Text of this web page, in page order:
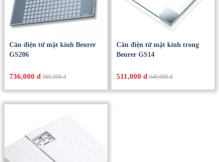
Cân điện tử mặt kính Beurer
GS206
736,000 đ 980,000 đ
Cân điện tử mặt kính trong
Beurer GS14
511,000 đ 640,000 đ